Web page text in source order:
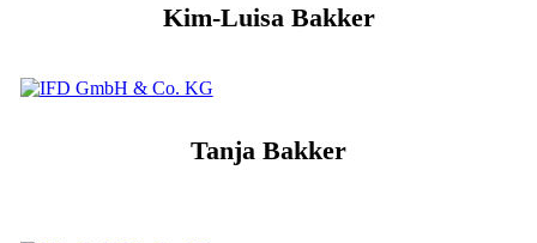
Kim-Luisa Bakker
Tanja Bakker